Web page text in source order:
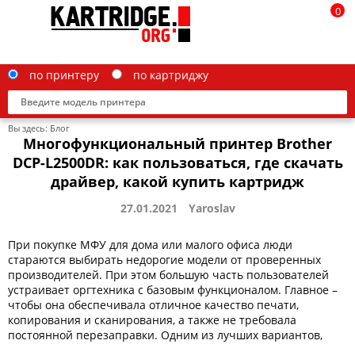
Epson
G&G
HP
IBM
по принтеру по картриджу
0
Вы здесь: Блог
Многофункциональный принтер Brother
DCP-L2500DR: как пользоваться, где скачать
драйвер, какой купить картридж
27.01.2021 Yaroslav
При покупке МФУ для дома или малого офиса люди
стараются выбирать недорогие модели от проверенных
производителей. При этом большую часть пользователей
устраивает оргтехника с базовым функционалом. Главное –
чтобы она обеспечивала отличное качество печати,
копирования и сканирования, а также не требовала
постоянной перезаправки. Одним из лучших вариантов,